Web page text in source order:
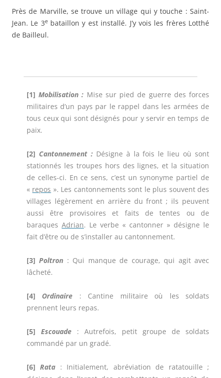
Près de Marville, se trouve un village qui y touche : Saint-
Jean. Le 3ebataillon y est installé. J’y vois les frères Lotthé
de Bailleul.
[1] Mobilisation : Mise sur pied de guerre des forces
militaires d’un pays par le rappel dans les armées de
tous ceux qui sont désignés pour y servir en temps de
paix.
[2] Cantonnement : Désigne à la fois le lieu où sont
stationnés les troupes hors des lignes, et la situation
de celles-ci. En ce sens, c’est un synonyme partiel de
« repos ». Les cantonnements sont le plus souvent des
villages légèrement en arrière du front ; ils peuvent
aussi être provisoires et faits de tentes ou de
baraques Adrian. Le verbe « cantonner » désigne le
fait d’être ou de s’installer au cantonnement.
[3] Poltron : Qui manque de courage, qui agit avec
lâcheté.
[4] Ordinaire
: Cantine militaire où les soldats
prennent leurs repas.
[5] Escouade
: Autrefois, petit groupe de soldats
commandé par un gradé.
[6]Rata : Initialement, abréviation de ratatouille ;